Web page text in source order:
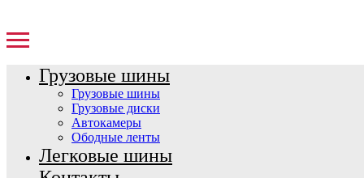
Грузовые шины
Грузовые шины
Грузовые диски
Автокамеры
Ободные ленты
Легковые шины